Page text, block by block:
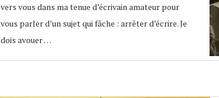
vers vous dans ma tenue d’écrivain amateur pour
vous parler d’un sujet qui fâche : arrêter d’écrire. Je
dois avouer …